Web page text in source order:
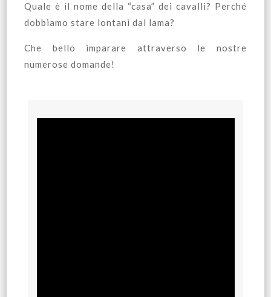
Quale è il nome della “casa” dei cavalli? Perché
dobbiamo stare lontani dal lama?
Che bello imparare attraverso le nostre
numerose domande!